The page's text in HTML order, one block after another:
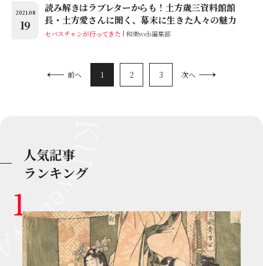
2021.08
19
読み解きはラブレターからも！土方歳三資料館館
長・土方愛さんに聞く、幕末に生きた人々の魅力
セバスチャンが行ってきた 和樂web編集部
前へ 1 2 3 次へ
人気記事
ランキング